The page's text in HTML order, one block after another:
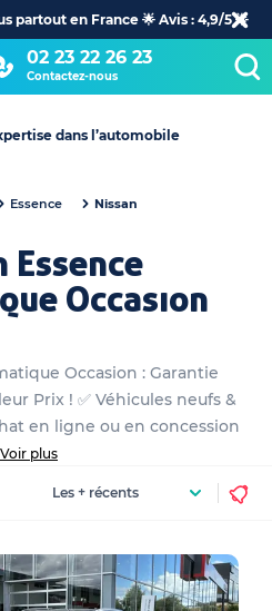
partout en France 🌟 Avis : 4,9/5 🌟
02 23 22 26 23
Contactez-nous
dans l’automobile
Essence Nissan
Essence
Occasion
Occasion : Garantie
Prix ! ✅ Véhicules neufs &
en ligne ou en concession
plus